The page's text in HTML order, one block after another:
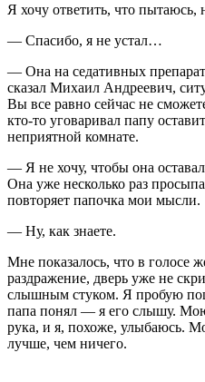
Я хочу ответить, что
— Спасибо, я не устал…
— Она на седативных
сказал Михаил Андреевич,
Вы все равно сейчас не
кто-то уговаривал папу
неприятной комнате.
— Я не хочу, чтобы она
Она уже несколько раз
повторяет папочка мои мысли.
— Ну, как знаете.
Мне показалось, что в голосе
раздражение, дверь уже не
слышным стуком. Я пробую
папа понял — я его слышу.
рука, и я, похоже, улыбаюсь.
лучше, чем ничего.